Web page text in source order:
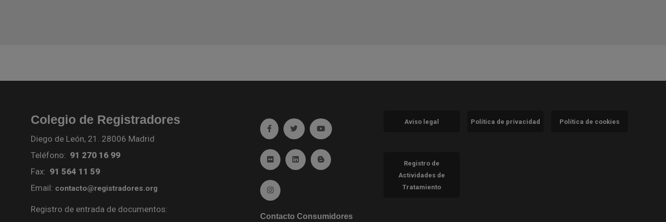
Colegio de Registradores
Diego de León, 21. 28006 Madrid
Teléfono: 91 270 16 99
Fax: 91 564 11 59
Email: contacto@registradores.org
Registro de entrada de documentos:
Ir a facebook (abre en ventana nueva)
Ir a twitter (abre en ventana nueva)
Ir a YouTube (abre en ventana nueva)
Ir a Flickr (abre en ventana nueva)
Ir a Linkedin (abre en ventana nueva)
Ir al Blog (abre en ventana nueva)
Ir a Instagram (abre en ventana nueva)
Contacto Consumidores
Aviso legal Política de privacidad Política de cookies
Registro de
Actividades de
Tratamiento